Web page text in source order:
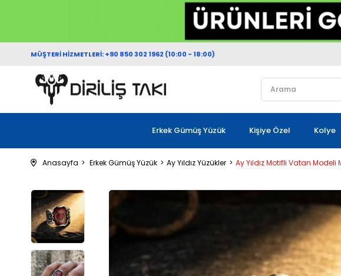
MÜŞTERİ HİZMETLERİ: +90 850 302 1962 (10:00 - 18:00)
Erkek Gümüş Yüzük Kişiye Özel Kolye
Anasayfa Erkek Gümüş Yüzük Ay Yıldız Yüzükler Ay Yıldız Motifli Vatan Modeli